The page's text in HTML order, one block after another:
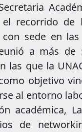
recorrido de
con sede en
a más de
las que la
objetivo
al entorno
académica,
de